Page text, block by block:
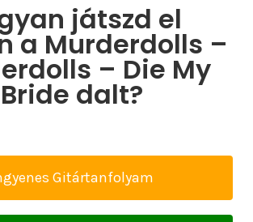
játszd el
a Murderdolls –
– Die My
Bride dalt?
Gitártanfolyam